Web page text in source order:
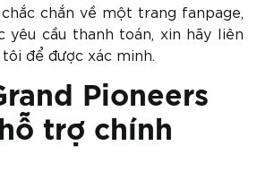
chắn về một trang fanpage,
yêu cầu thanh toán, xin hãy liên
để được xác minh.
Pioneers
trợ chính